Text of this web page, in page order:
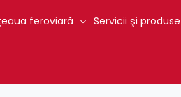
feroviară Servicii şi produse